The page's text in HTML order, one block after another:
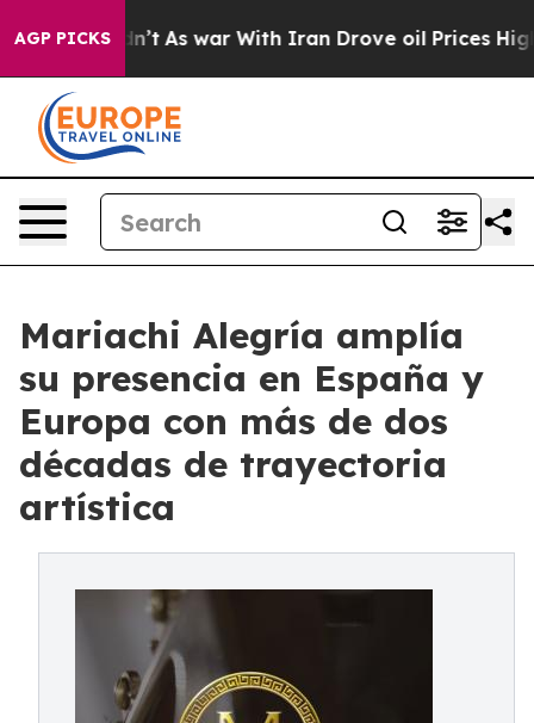
AGP PICKS
it Didn’t As war With Iran Drove oil Prices Higher,
Mariachi Alegría amplía
su presencia en España y
Europa con más de dos
décadas de trayectoria
artística